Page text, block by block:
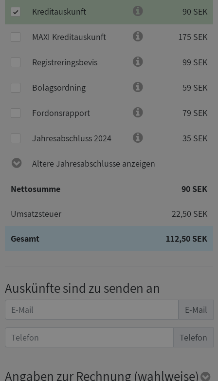
Kreditauskunft 90 SEK
MAXI Kreditauskunft 175 SEK
Registreringsbevis 99 SEK
Bolagsordning 59 SEK
Fordonsrapport 79 SEK
Jahresabschluss 2024 35 SEK
Ältere Jahresabschlüsse anzeigen
Nettosumme 90 SEK
Umsatzsteuer 22,50 SEK
Gesamt 112,50 SEK
Auskünfte sind zu senden an
E-Mail
Telefon
Angaben zur Rechnung (wahlweise)